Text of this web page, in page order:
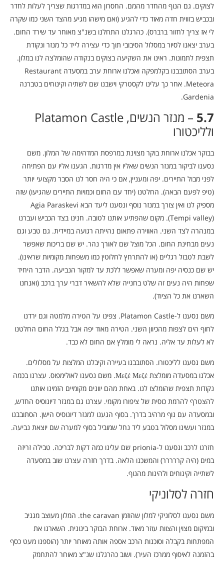
לצוקים. גם הנוף מהחדר מהמם. החסרון הוא במדרגות שצריך לעלות לחדר
ובכביש בזווית חדה מאוד כדי להגיע (ואם מישהו מגיע מהצד השני כמו שקרה
לי אז צריך לחזור ברברס). כהרגלנו התחלנו בשנ"צ מאוחר עד שירד החום.
בערב יצאנו לסיור במסלול הסיבובי תוך כדי עצירה לייד כל מנזר ונקודת
תצפית לתמונות. ראינו את השקיעה בצוקים בנקודה שהומלצה לנו במלון.
בערב הסתובבנו בקלמפקה ואכלנו ארוחת ערב במסעדה Restaurant
Meteora. אחר כך עלינו לקסטרקי וישבנו שם לשתיה וקינוחים בטברנה
Gardenia.
5.7
– מנזר הנשים, Platamon Castle
ולליכטורו
בבוקר אכלנו ארוחת בוקר מצוינת במרפסת המדהימה של המלון. משם
נסענו לביקור במנזר הנשים שאליו אין מדרגות. הגענו אליו עם הפתיחה
לפני מבול התיירים. יפה ומעניין, אם כי היה חסר לנו הסבר מקצועי יותר
(טיפ לפעם הבאה). החלטנו (יחד עם החום וכמויות התיירים שהגיעו) שזה
מספיק לנו ואין צורך במנזר נוסף ונסענו ליעד הבא Agia Paraskevi
(Tempi valley). מקום שהפתיע אותנו לטובה. חנינו בצד הכביש ועברנו
במנהרה לצד השני. האווירה פתאום נהייתה רגועה במיידית. גם טבע וגם
נעים מבחינת החום. הכל מוצל שם לאורך נהר. יש שם בריכות שאפשר
לשבת לטבול רגליים (או להתרחץ לחלוטין כמו משפחות מקומיות שראינו).
יש שם כנסיה יפה ומערה שאפשר ללכת עד למקור הנביעה. הדבר היחיד
שפחות היה נעים זה שלט בחנייה שלא להשאיר דברי ערך ברכב (ואנחנו
השארנו את כל הציוד).
משם נסענו ל-Platamon Castle. צפינו על הטירה מלמטה וגם ירדנו
לחוף הים לצפות מהכיוון השני. הטירה מאוד יפה אבל בגלל החום החלטנו
לא לעלות עד אליה. נראה לי מומלץ אם החום לא כבד.
משם נסענו לליכטורו. הסתובבנו בעיירה וקיבלנו המלצות על מסלולים.
אכלנו במסעדה מומלצת Μεζέ Μεζέ. משם נסענו לאולימפוס. עצרנו בכמה
נקודות תצפית שהומלצו לנו. באחת מהם יוונים מקומיים הזמינו אותנו
להצטרף להרמת כוסית של ציפורו מקומי. עצרנו גם במנזר דיונוסיס החדש,
ובמסעדה עם נוף מרהיב בדרך. בסוף הגענו למנזר דיונוסיס הישן. הסתובבנו
במנזר ועשינו מסלול בטבע ליד נחל שמוביל בסוף למערה שם יוצאת נביעה.
חזרנו לרכב ונסענו ל-prionia שם עלינו כמה דקות לבריכה. טבילה זריזה
במים (היה קררררר) והמשכנו הלאה. בדרך חזרה עצרנו שוב במסעדה
לשתייה וקינוחים ולהינות מהנוף.
חזרה לסלוניקי
משם נסענו לסלוניקי למלון שהוזמן the caravan. המלון מעוצב מגניב
ובמיקום מצוין והצוות עוזר מאוד. ארוחת הבוקר בינונית. השארנו את
המפתחות בקבלה וסוכנות הרכב אספה אותה מאוחר יותר (הוספנו מעט כסף
בהזמנה לאיסוף ממרכז העיר). ושוב כהרגלנו שנ"צ מאוחר להתחמק